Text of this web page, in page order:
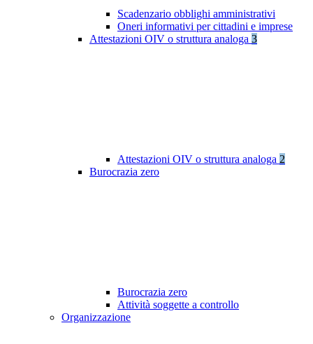
Scadenzario obblighi amministrativi
Oneri informativi per cittadini e imprese
Attestazioni OIV o struttura analoga 3
Attestazioni OIV o struttura analoga 2
Burocrazia zero
Burocrazia zero
Attività soggette a controllo
Organizzazione